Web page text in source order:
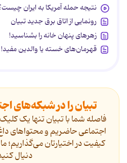
نتیجه حمله آمریکا به ایران
رونمایی از اتاق برق جدید تبیان
زهرهای پنهان خانه را بشناسید!
قهرمان‌های خسته یا والدین مفید!
تبیان را در شبکه‌های
فاصله شما با تبیان تنها یک
اجتماعی حاضریم و محتواهای
کیفیت در اختیارتان می‌گذاریم؛
دنیال